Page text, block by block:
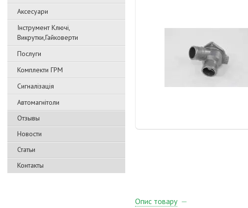
Аксесуари
Інструмент Ключі,
Викрутки,Гайковерти
Послуги
Комплекти ГРМ
Сигналізація
Автомагнітоли
Отзывы
Новости
Статьи
Контакты
Опис товару